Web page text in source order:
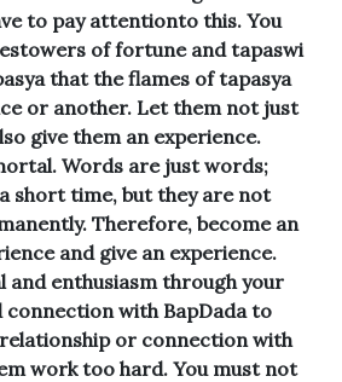
to pay attentionto this. You
of fortune and tapaswi
that the flames of tapasya
or another. Let them not just
give them an experience.
Words are just words;
short time, but they are not
Therefore, become an
and give an experience.
and enthusiasm through your
with BapDada to
or connection with
work too hard. You must not